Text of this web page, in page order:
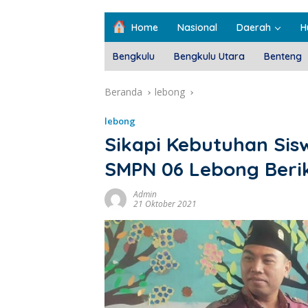
Home Nasional Daerah
Bengkulu Bengkulu Utara Benteng
Beranda lebong
lebong
Sikapi Kebutuhan
SMPN 06 Lebong
Admin
21 Oktober 2021